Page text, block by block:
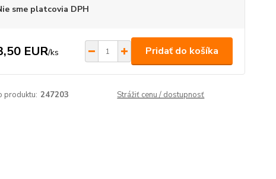
sme platcovia DPH
EUR/ks Pridať do košíka
produktu: 247203 Strážiť cenu / dostupnosť